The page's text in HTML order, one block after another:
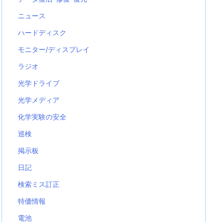
ニュース
ハードディスク
モニター/ディスプレイ
ラジオ
光学ドライブ
光学メディア
化学実験の安全
巡検
掲示板
日記
検索ミス訂正
特価情報
電池